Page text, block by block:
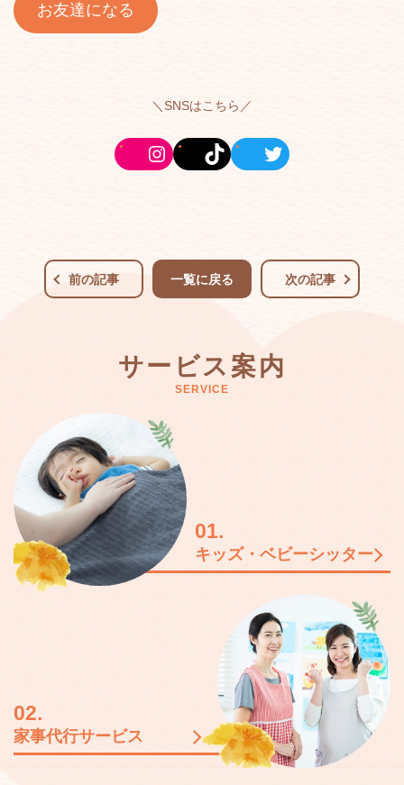
お友達になる
＼SNSはこちら／
前の記事 一覧に戻る 次の記事
サービス案内
SERVICE
01.
キッズ・ベビーシッター
02.
家事代行サービス